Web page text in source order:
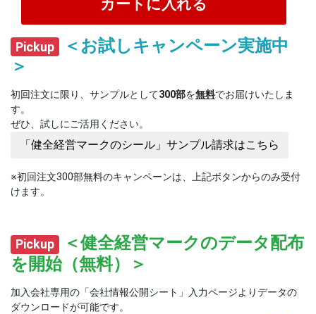
Pickup
＜お試しキャンペーン実施中
＞
初回注文に限り、サンプルとして300部を無料でお届けいたしま
す。
ぜひ、試しにご活用ください。
「健全経営マークのシール」サンプル請求はこちら
※初回注文300部無料のキャンペーンは、上記ボタンからのみ受付
けます。
Pickup
＜健全経営マークのデータ配布
を開始（無料）＞
加入会社専用の「会社情報公開シート」入力ページよりデータの
ダウンロードが可能です。